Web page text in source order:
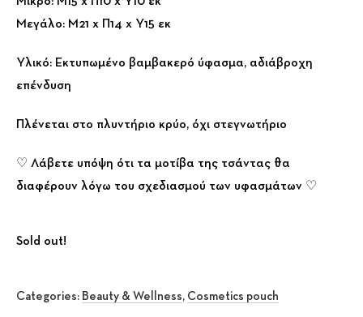
Μεγάλο: Μ21 x Π14 x Υ15 εκ
Υλικό: Εκτυπωμένο βαμβακερό ύφασμα, αδιάβροχη
επένδυση
Πλένεται στο πλυντήριο κρύο, όχι στεγνωτήριο
♡ Λάβετε υπόψη ότι τα μοτίβα της τσάντας θα
διαφέρουν λόγω του σχεδιασμού των υφασμάτων ♡
Sold out!
Categories: Beauty & Wellness, Cosmetics pouch